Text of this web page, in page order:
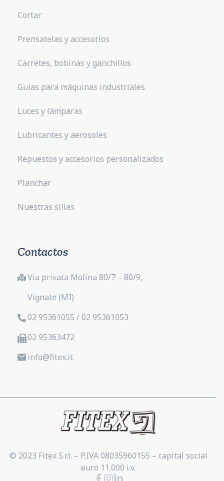
Cortar
Prensatelas y accesorios
Carretes, bobinas y ganchillos
Guías para máquinas industriales
Luces y lámparas
Lubricantes y aerosoles
Repuestos y accesorios personalizados
Planchar
Nuestras sillas
Contactos
Via privata Molina 80/7 – 80/9,
Vignate (MI)
02 95361055 / 02 95361053
02 95363472
info@fitex.it
© 2023 Fitex S.r.l. – P.IVA 08035960155 – capital social
euro 11.000 i.v.